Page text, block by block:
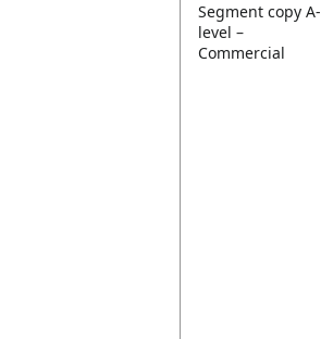
Segment copy A-
level –
Commercial